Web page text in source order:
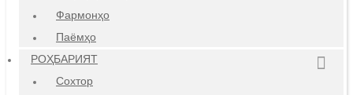
Фармонҳо
Паёмҳо
РОҲБАРИЯТ
Сохтор